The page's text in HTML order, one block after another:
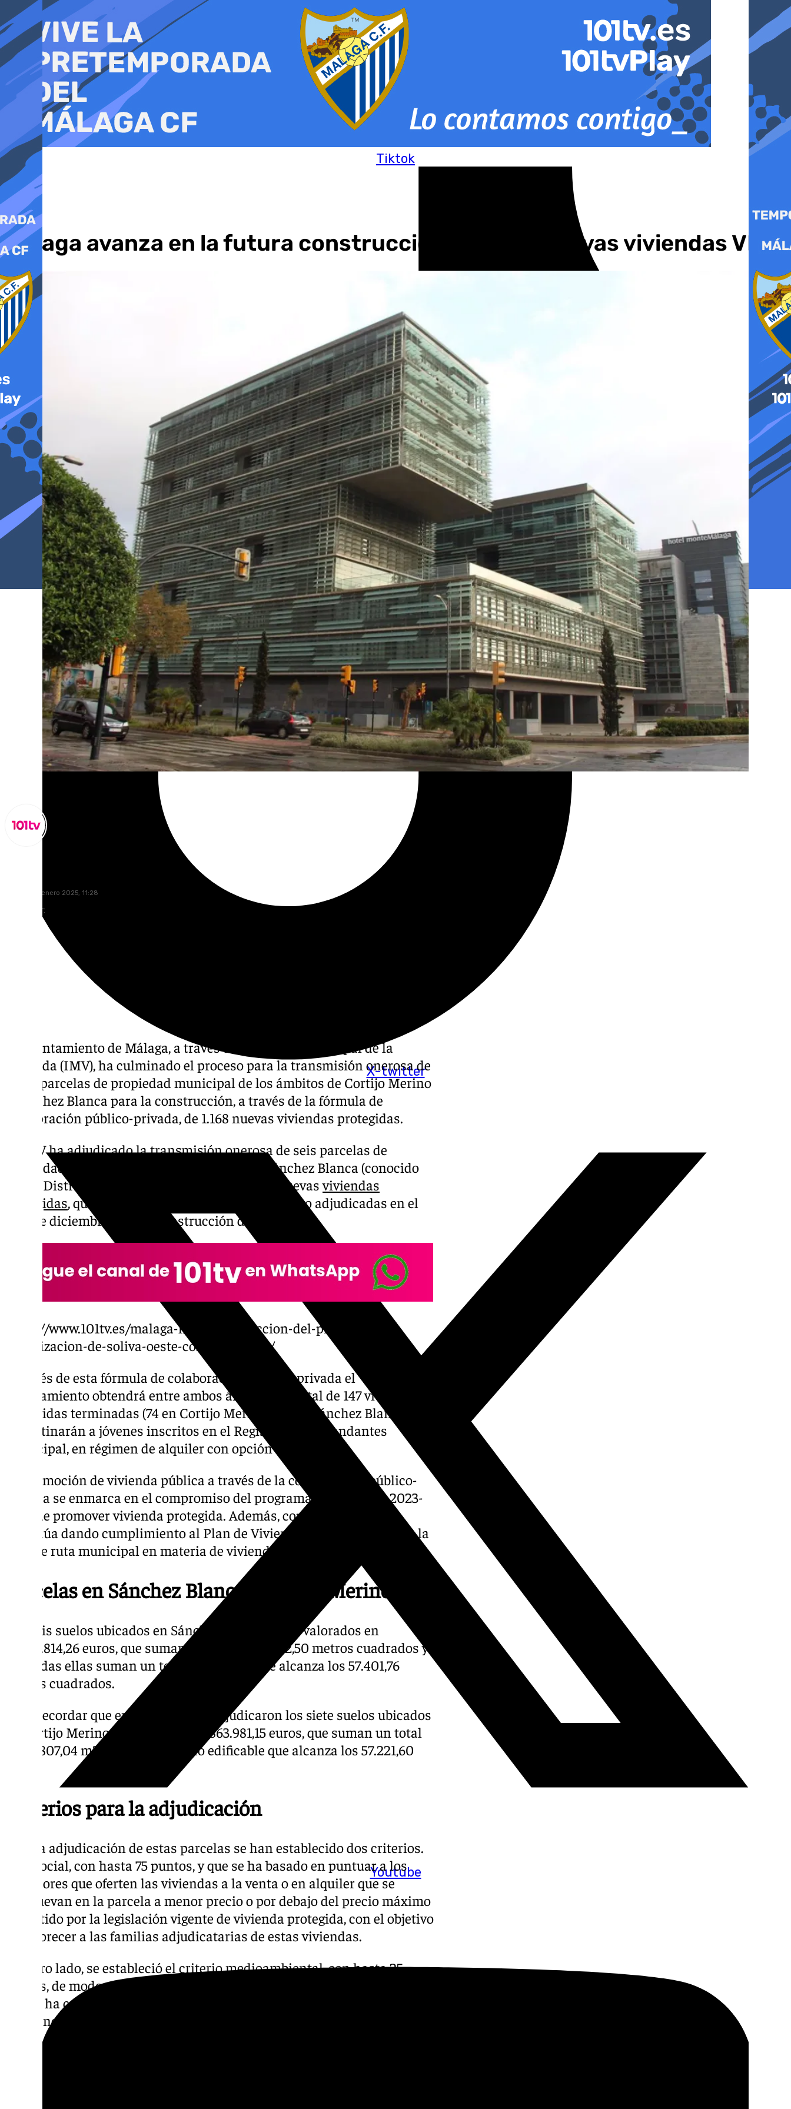
al
contenido
Tiktok
X-twitter
Youtube
Málaga avanza en la futura construcción de 1.168 nuevas viviendas VPO
martes, 28 enero 2025, 11:28
Compartir:
El Ayuntamiento de Málaga, a través del Instituto Municipal de la
Vivienda (IMV), ha culminado el proceso para la transmisión onerosa de
las 13 parcelas de propiedad municipal de los ámbitos de Cortijo Merino
y Sánchez Blanca para la construcción, a través de la fórmula de
colaboración público-privada, de 1.168 nuevas viviendas protegidas.
El IMV ha adjudicado la transmisión onerosa de seis parcelas de
propiedad municipal ubicadas en el ámbito Sánchez Blanca (conocido
como ‘Distrito Z’) para la construcción de 606 nuevasviviendas
protegidas, que se unen a las siete de Cortijo Merino adjudicadas en el
mes de diciembre para la construcción de 562 VPO.
https://www.101tv.es/malaga-licita-la-redaccion-del-proyecto-de-
urbanizacion-de-soliva-oeste-con-1-000-vpo/
A través de esta fórmula de colaboración público-privada el
Ayuntamiento obtendrá entre ambos ámbitos un total de 147 viviendas
protegidas terminadas (74 en Cortijo Merino y 73 en Sánchez Blanca) que
se destinarán a jóvenes inscritos en el Registro de Demandantes
Municipal, en régimen de alquiler con opción a compra.
La promoción de vivienda pública a través de la colaboración público-
privada se enmarca en el compromiso del programa de Gobierno 2023-
2027 de promover vivienda protegida. Además, con este trámite se
continúa dando cumplimiento al Plan de Vivienda y Suelo 2023-2027, la
hoja de ruta municipal en materia de vivienda.
Parcelas en Sánchez Blanca y Cortijo Merino
Los seis suelos ubicados en Sánchez Blanca están valorados en
12.845.814,26 euros, que suman un total de 19.662,50 metros cuadrados y
que todas ellas suman un techo edificable que alcanza los 57.401,76
metros cuadrados.
Cabe recordar que en diciembre se adjudicaron los siete suelos ubicados
en Cortijo Merino, valorados en 12.863.981,15 euros, que suman un total
de 26.807,04 m2 y tienen un techo edificable que alcanza los 57.221,60
Criterios para la adjudicación
Para la adjudicación de estas parcelas se han establecido dos criterios.
Uno social, con hasta 75 puntos, y que se ha basado en puntuar a los
licitadores que oferten las viviendas a la venta o en alquiler que se
promuevan en la parcela a menor precio o por debajo del precio máximo
permitido por la legislación vigente de vivienda protegida, con el objetivo
de favorecer a las familias adjudicatarias de estas viviendas.
Por otro lado, se estableció el criterio medioambiental, con hasta 25
puntos, de modo que se ha valorado con mayor puntuación al licitador
que se ha comprometido a edificar un edificio mas eficiente del punto de
vista energético y de consumo de energía primaria no renovable.